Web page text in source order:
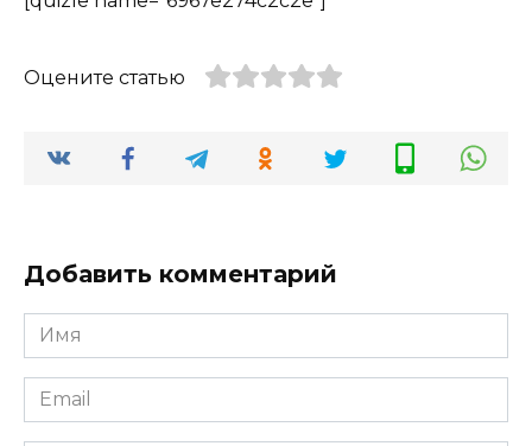
Оцените статью
Добавить комментарий
Имя
*
Email
*